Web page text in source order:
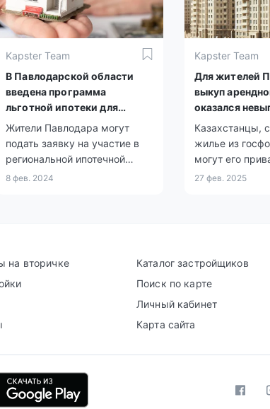
Kapster Team
В Павлодарской области
введена программа
льготной ипотеки для
молодежи
Жители Павлодара могут
подать заявку на участие в
региональной ипотечной
программе для молодых
8 фев. 2024
Kapster Team
Для жителей
выкуп
оказался
Казахстанцы,
жилье из
могут его
Павлодаре
27 фев. 2025
на вторичке
Каталог застройщиков
Поиск по карте
Личный кабинет
Карта сайта